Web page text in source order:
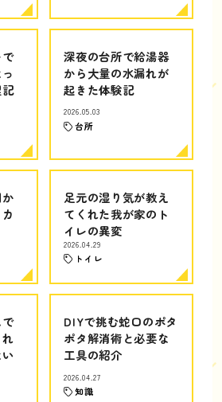
深夜の台所で給湯器
から大量の水漏れが
起きた体験記
2026.05.03
台所
足元の湿り気が教え
てくれた我が家のト
イレの異変
2026.04.29
トイレ
DIYで挑む蛇口のポタ
ポタ解消術と必要な
工具の紹介
2026.04.27
知識